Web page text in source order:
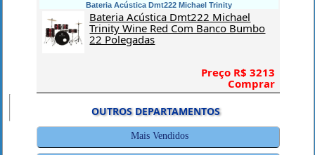
Bateria Acústica Dmt222 Michael Trinity
Bateria Acústica Dmt222 Michael
Trinity Wine Red Com Banco Bumbo
22 Polegadas
Preço R$ 3213
Comprar
OUTROS DEPARTAMENTOS
Mais Vendidos